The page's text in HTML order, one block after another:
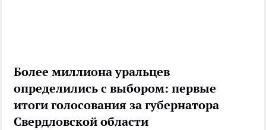
Более миллиона уральцев
определились с выбором: первые
итоги голосования за губернатора
Свердловской области